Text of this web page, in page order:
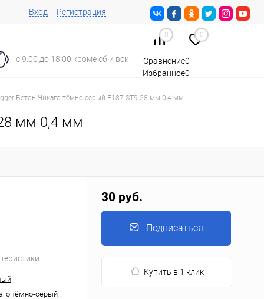
Вход Регистрация
с 9:00 до 18:00 кроме сб и вск
0 0
Сравнение0
Избранное0
Бетон Чикаго тёмно-серый F187 ST9 28 мм 0,4 мм
мм 0,4 мм
тёмно-серый
30 руб.
Подписаться
Купить в 1 клик